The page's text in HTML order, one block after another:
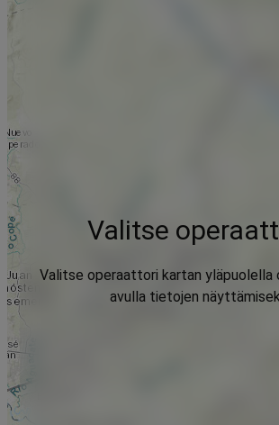
Valitse
Valitse operaattori kartan yläpuolella
avulla tietojen